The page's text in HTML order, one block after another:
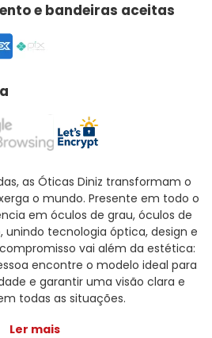
e bandeiras aceitas
as Óticas Diniz transformam o
o mundo. Presente em todo o
em óculos de grau, óculos de
unindo tecnologia óptica, design e
vai além da estética:
encontre o modelo ideal para
e garantir uma visão clara e
todas as situações.
Ler mais